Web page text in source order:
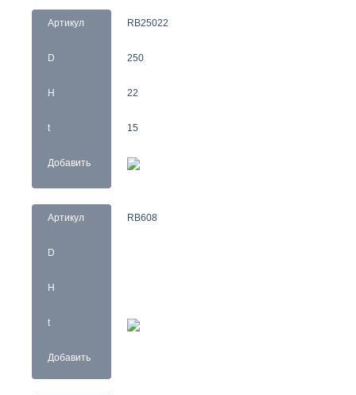
Артикул
D
H
t
Добавить
RB25022
250
22
15
Артикул
D
H
t
Добавить
RB608